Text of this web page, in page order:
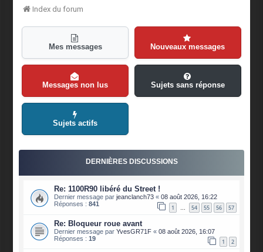
Index du forum
Mes messages Nouveaux messages
Messages non lus Sujets sans réponse
Sujets actifs
DERNIÈRES DISCUSSIONS
Re: 1100R90 libéré du Street !
Dernier message parjeanclanch73 «08 août 2026, 16:22
Réponses :841 1 … 54 55 56 57
Re: Bloqueur roue avant
Dernier message parYvesGR71F «08 août 2026, 16:07
Réponses :19 1 2